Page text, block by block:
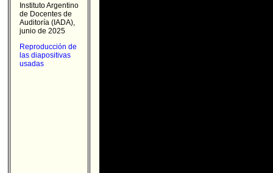
Instituto Argentino
de Docentes de
Auditoría (IADA),
junio de 2025
Reproducción de
las diapositivas
usadas